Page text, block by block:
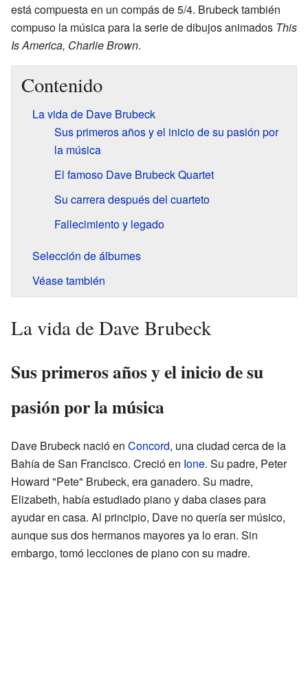
está compuesta en un compás de 5/4. Brubeck también
compuso la música para la serie de dibujos animados This
Is America, Charlie Brown.
Contenido
La vida de Dave Brubeck
Sus primeros años y el inicio de su pasión por
la música
El famoso Dave Brubeck Quartet
Su carrera después del cuarteto
Fallecimiento y legado
Selección de álbumes
Véase también
La vida de Dave Brubeck
Sus primeros años y el inicio de su
pasión por la música
Dave Brubeck nació en Concord, una ciudad cerca de la
Bahía de San Francisco. Creció en Ione. Su padre, Peter
Howard "Pete" Brubeck, era ganadero. Su madre,
Elizabeth, había estudiado piano y daba clases para
ayudar en casa. Al principio, Dave no quería ser músico,
aunque sus dos hermanos mayores ya lo eran. Sin
embargo, tomó lecciones de piano con su madre.